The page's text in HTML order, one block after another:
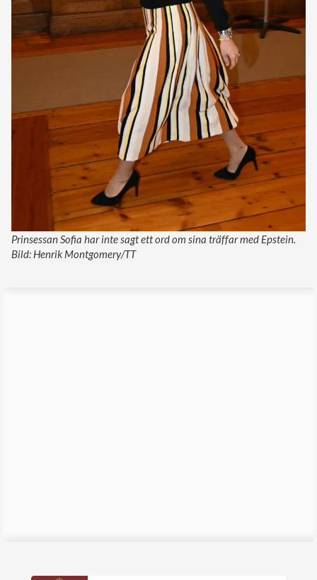
Prinsessan Sofia har inte sagt ett ord om sina träffar med Epstein.
Bild: Henrik Montgomery/TT